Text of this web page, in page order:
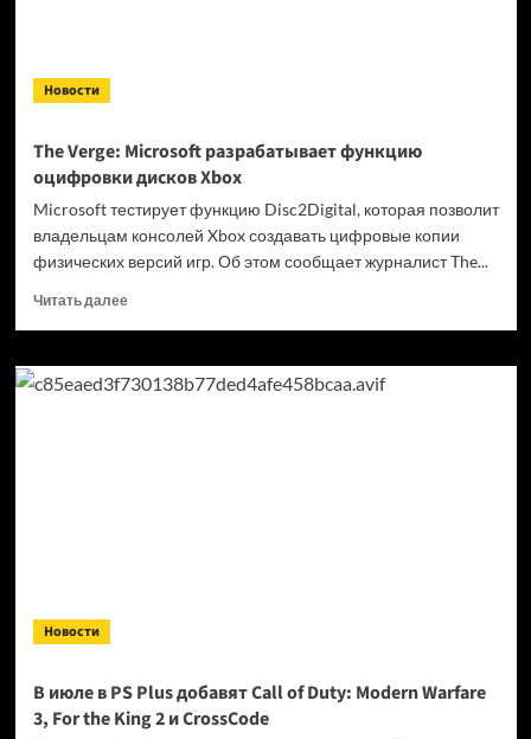
Новости
The Verge: Microsoft разрабатывает функцию
оцифровки дисков Xbox
Microsoft тестирует функцию Disc2Digital, которая позволит
владельцам консолей Xbox создавать цифровые копии
физических версий игр. Об этом сообщает журналист The...
Читать далееПрочитать
The
Verge:
Новости
В июле в PS Plus добавят Call of Duty: Modern Warfare
3, For the King 2 и CrossCode